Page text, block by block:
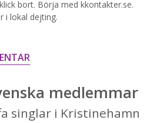
bort. Börja med kkontakter.se.
i lokal dejting.
medlemmar
singlar i Kristinehamn